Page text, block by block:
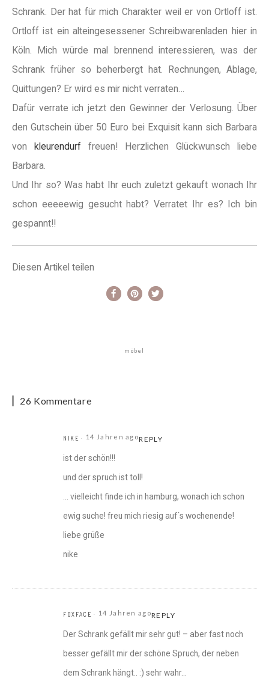
Schrank. Der hat für mich Charakter weil er von Ortloff ist.
Ortloff ist ein alteingesessener Schreibwarenladen hier in
Köln. Mich würde mal brennend interessieren, was der
Schrank früher so beherbergt hat. Rechnungen, Ablage,
Quittungen? Er wird es mir nicht verraten…
Dafür verrate ich jetzt den Gewinner der Verlosung. Über
den Gutschein über 50 Euro bei Exquisit kann sich Barbara
von kleurendurf freuen! Herzlichen Glückwunsch liebe
Barbara.
Und Ihr so? Was habt Ihr euch zuletzt gekauft wonach Ihr
schon eeeeewig gesucht habt? Verratet Ihr es? Ich bin
gespannt!!
Diesen Artikel teilen
möbel
26 Kommentare
NIKE 14 Jahren agoREPLY
ist der schön!!!
und der spruch ist toll!
… vielleicht finde ich in hamburg, wonach ich schon
ewig suche! freu mich riesig auf´s wochenende!
liebe grüße
nike
FOXFACE 14 Jahren agoREPLY
Der Schrank gefällt mir sehr gut! – aber fast noch
besser gefällt mir der schöne Spruch, der neben
dem Schrank hängt.. :) sehr wahr…